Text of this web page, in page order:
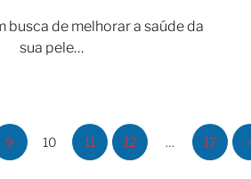
busca de melhorar a saúde da
sua pele…
9 10 11 12 … 17